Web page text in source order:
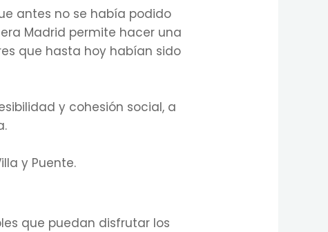
antes no se había podido
Madrid permite hacer una
que hasta hoy habían sido
y cohesión social, a
y Puente.
que puedan disfrutar los